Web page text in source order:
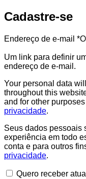
Cadastre-se
Endereço de e-mail *
Um link para definir
endereço de e-mail.
Your personal data
throughout this
and for other
privacidade.
Seus dados pessoais
experiência em todo
conta e para outros
privacidade.
Quero receber